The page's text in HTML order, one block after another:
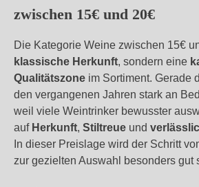
zwischen 15€ und 20€
Die Kategorie Weine zwischen 15€
klassische Herkunft, sondern eine
Qualitätszone im Sortiment. Gerade
den vergangenen Jahren stark an
weil viele Weintrinker bewusster
auf Herkunft, Stiltreue und
In dieser Preislage wird der Schritt
zur gezielten Auswahl besonders gut